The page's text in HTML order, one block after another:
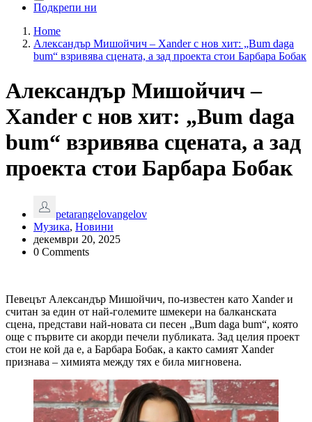
Подкрепи ни
Home
Александър Мишойчич – Xander с нов хит: „Bum daga
bum“ взривява сцената, а зад проекта стои Барбара Бобак
Александър Мишойчич –
Xander с нов хит: „Bum daga
bum“ взривява сцената, а зад
проекта стои Барбара Бобак
petarangelovangelov
Музика, Новини
декември 20, 2025
0 Comments
Певецът Александър Мишойчич, по-известен като Xander и
считан за един от най-големите шмекери на балканската
сцена, представи най-новата си песен „Bum daga bum“, която
още с първите си акорди печели публиката. Зад целия проект
стои не кой да е, а Барбара Бобак, а както самият Xander
признава – химията между тях е била мигновена.